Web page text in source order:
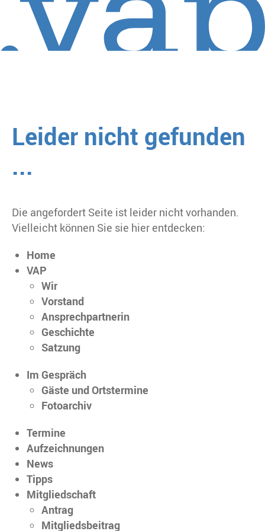
Leider nicht gefunden
...
Die angefordert Seite ist leider nicht vorhanden.
Vielleicht können Sie sie hier entdecken:
Home
VAP
Wir
Vorstand
Ansprechpartnerin
Geschichte
Satzung
Im Gespräch
Gäste und Ortstermine
Fotoarchiv
Termine
Aufzeichnungen
News
Tipps
Mitgliedschaft
Antrag
Mitgliedsbeitrag